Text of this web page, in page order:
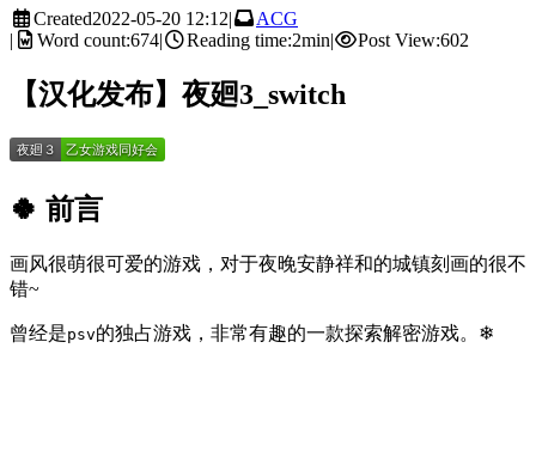
Created2022-05-20 12:12|
ACG
|
Word count:674| Reading time:2min| Post View:602
【汉化发布】夜廻3_switch
🍀 前言
画风很萌很可爱的游戏，对于夜晚安静祥和的城镇刻画的很不
错~
曾经是psv的独占游戏，非常有趣的一款探索解密游戏。❄